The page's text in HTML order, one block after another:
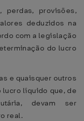
perdas, provisões,
deduzidos na
com a legislação
do lucro
e quaisquer outros
lucro líquido que, de
devam ser
real.